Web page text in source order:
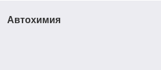
Автохимия